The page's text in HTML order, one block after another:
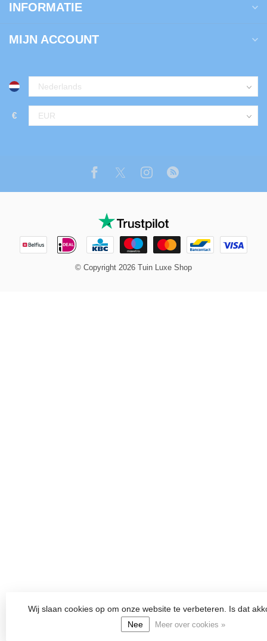
INFORMATIE
MIJN ACCOUNT
€
© Copyright 2026 Tuin Luxe Shop
Wij slaan cookies op om onze website te verbeteren. Is dat
Nee
Meer over cookies »